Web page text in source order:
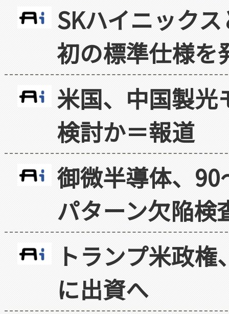
SKハイニック
初の標準仕様を
米国、中国製光
検討か＝報道
御微半導体、
パターン欠陥検
トランプ米政
に出資へ